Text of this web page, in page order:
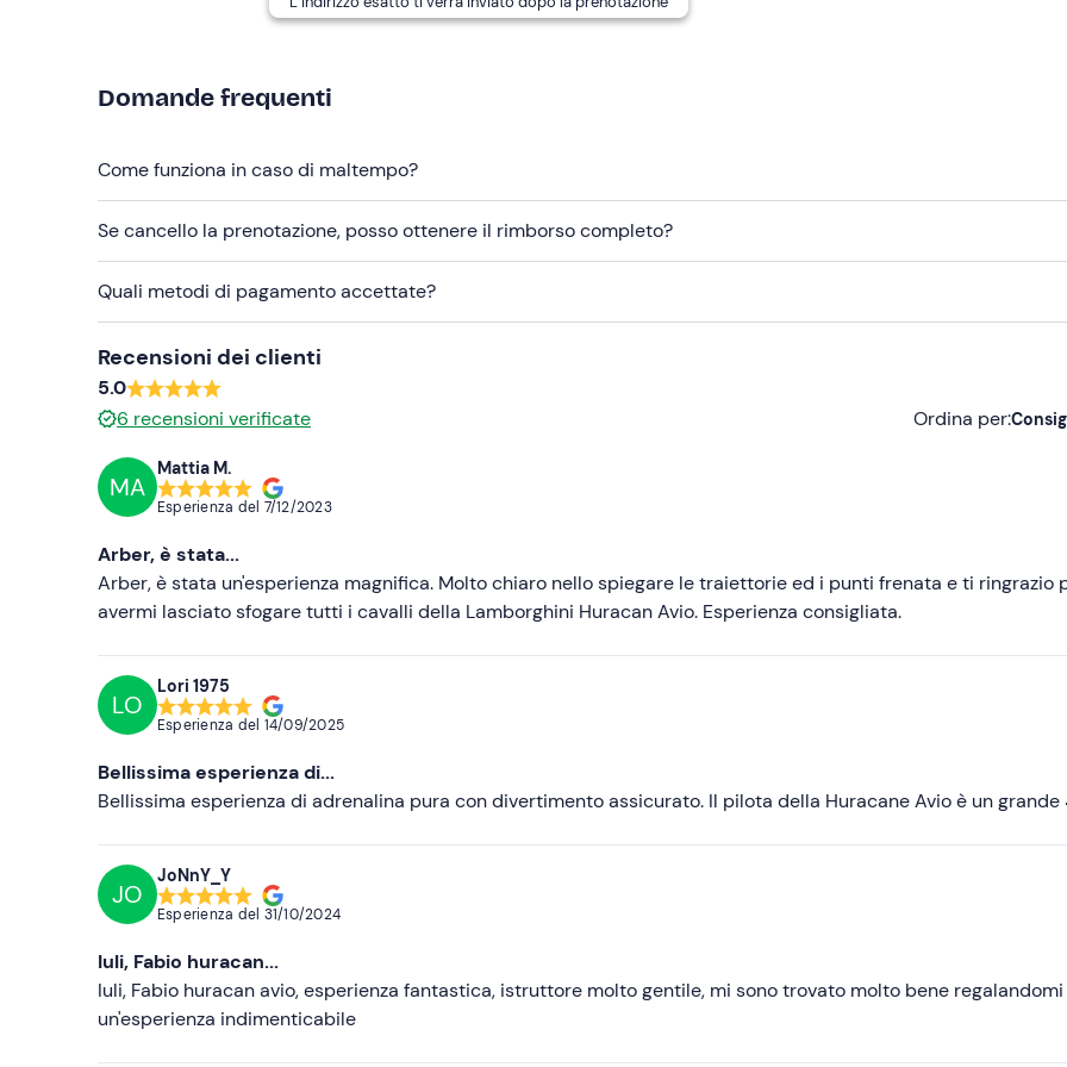
Domande frequenti
Come funziona in caso di maltempo?
Se cancello la prenotazione, posso ottenere il rimborso completo?
Quali metodi di pagamento accettate?
Recensioni dei clienti
5.0
6 recensioni verificate Ordina per:
Meno recenti
MA
Mattia M.
Esperienza del 7/12/2023
Arber, è stata...
Arber, è stata un'esperienza magnifica. Molto chiaro nello spiegare le traiettorie ed i punti frenata e ti ringrazio
avermi lasciato sfogare tutti i cavalli della Lamborghini Huracan Avio. Esperienza consigliata.
LO
Lori 1975
Esperienza del 14/09/2025
Bellissima esperienza di...
Bellissima esperienza di adrenalina pura con divertimento assicurato. Il pilota della Huracane Avio è un grande
JO
JoNnY_Y
Esperienza del 31/10/2024
Iuli, Fabio huracan...
Iuli, Fabio huracan avio, esperienza fantastica, istruttore molto gentile, mi sono trovato molto bene regalandomi
un'esperienza indimenticabile